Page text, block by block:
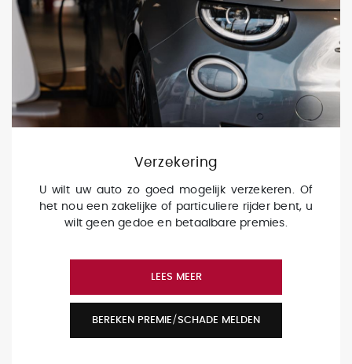
Verzekering
U wilt uw auto zo goed mogelijk verzekeren. Of
het nou een zakelijke of particuliere rijder bent, u
wilt geen gedoe en betaalbare premies.
LEES MEER
BEREKEN PREMIE/SCHADE MELDEN